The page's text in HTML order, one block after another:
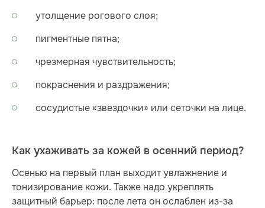
утолщение рогового слоя;
пигментные пятна;
чрезмерная чувствительность;
покраснения и раздражения;
сосудистые «звездочки» или сеточки на лице.
Как ухаживать за кожей в осенний период?
Осенью на первый план выходит увлажнение и
тонизирование кожи. Также надо укреплять
защитный барьер: после лета он ослаблен из-за